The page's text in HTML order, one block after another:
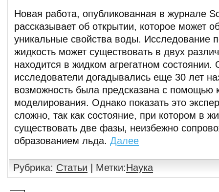
Новая работа, опубликованная в журнале
рассказывает об открытии, которое может
уникальные свойства воды. Исследование
жидкость может существовать в двух
находится в жидком агрегатном состоянии.
исследователи догадывались еще 30 лет
возможность была предсказана с помощью
моделирования. Однако показать это
сложно, так как состояние, при котором в
существовать две фазы, неизбежно
образованием льда. Далее
Рубрика: Статьи | Метки:Наука